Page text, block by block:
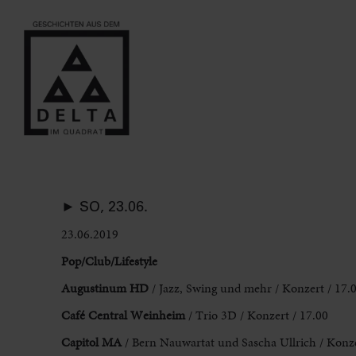
► SO, 23.06.
23.06.2019
Pop/Club/Lifestyle
Augustinum HD / Jazz, Swing und mehr / Konzert /
Café Central Weinheim / Trio 3D / Konzert / 17.00
Capitol MA / Bern Nauwartat und Sascha Ullrich /